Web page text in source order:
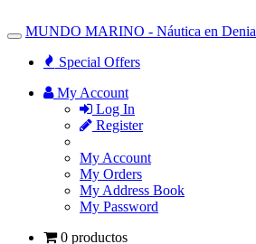
Toggle
Navigation
MUNDO MARINO - Náutica en Denia
Special Offers
My Account
Log In
Register
My Account
My Orders
My Address Book
My Password
0 productos